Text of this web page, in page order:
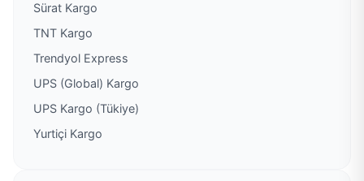
PTT Kargo Kavala Şubesi
PTT Kargo Köprübaşı Şubesi
PTT Kargo Maçka Müdürlüğü
Sürat Kargo
TNT Kargo
Trendyol Express
UPS (Global) Kargo
UPS Kargo (Tükiye)
Yurtiçi Kargo